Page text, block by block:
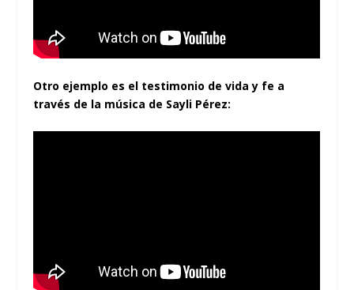
Otro ejemplo es el testimonio de vida y fe a
través de la música de Sayli Pérez: